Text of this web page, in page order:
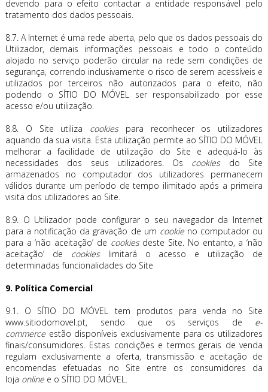
devendo para o efeito contactar a entidade responsável pelo
tratamento dos dados pessoais.
8.7. A Internet é uma rede aberta, pelo que os dados pessoais do
Utilizador, demais informações pessoais e todo o conteúdo
alojado no serviço poderão circular na rede sem condições de
segurança, correndo inclusivamente o risco de serem acessíveis e
utilizados por terceiros não autorizados para o efeito, não
podendo o SÍTIO DO MÓVEL ser responsabilizado por esse
acesso e/ou utilização.
8.8. O Site utiliza cookiespara reconhecer os utilizadores
aquando da sua visita. Esta utilização permite ao SÍTIO DO MÓVEL
melhorar a facilidade de utilização do Site e adequá-lo às
necessidades dos seus utilizadores. Os cookiesdo Site
armazenados no computador dos utilizadores permanecem
válidos durante um período de tempo ilimitado após a primeira
visita dos utilizadores ao Site.
8.9. O Utilizador pode configurar o seu navegador da Internet
para a notificação da gravação de um cookieno computador ou
para a ‘não aceitação’ de cookiesdeste Site. No entanto, a ‘não
aceitação’ de cookieslimitará o acesso e utilização de
determinadas funcionalidades do Site
9. Política Comercial
9.1. O SÍTIO DO MÓVEL tem produtos para venda no Site
www.sitiodomovel.pt, sendo que os serviços de e-
commerce estão disponíveis exclusivamente para os utilizadores
finais/consumidores. Estas condições e termos gerais de venda
regulam exclusivamente a oferta, transmissão e aceitação de
encomendas efetuadas no Site entre os consumidores da
loja online e o SÍTIO DO MÓVEL.